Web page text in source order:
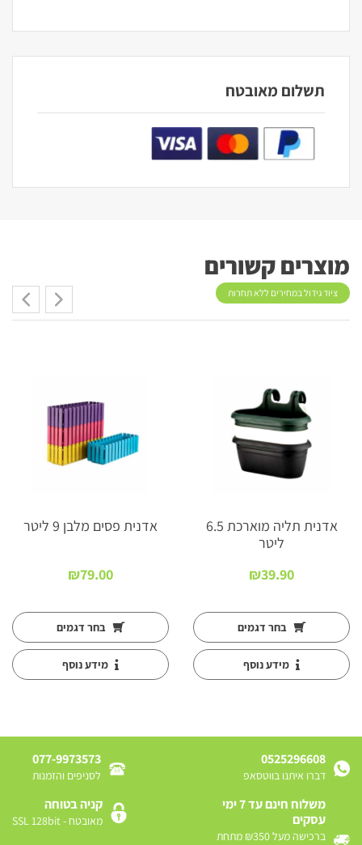
תשלום מאובטח
מוצרים קשורים
ציוד גידול במחירים ללא תחרות
אדנית תליה מוארכת 6.5
ליטר
₪39.90
בחר דגמים
מידע נוסף
אדנית פסים מלבן 9 ליטר
₪79.00
בחר דגמים
מידע נוסף
0525296608
דברו איתנו בווטסאפ
077-9973573
לסניפים והזמנות
משלוח חינם עד 7 ימי
עסקים
ברכישה מעל ₪350 מתחת
קניה בטוחה
מאובטח - SSL 128bit